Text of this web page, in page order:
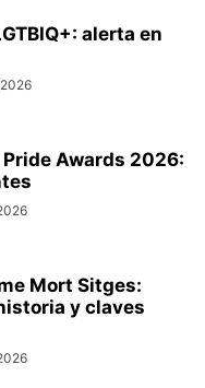
alerta en
Awards 2026:
Mort Sitges:
y claves